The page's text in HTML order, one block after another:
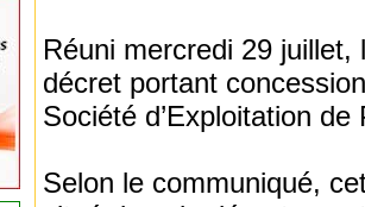
Réuni mercredi 29
décret portant
Société d’Exploitation
Selon le communiqué,